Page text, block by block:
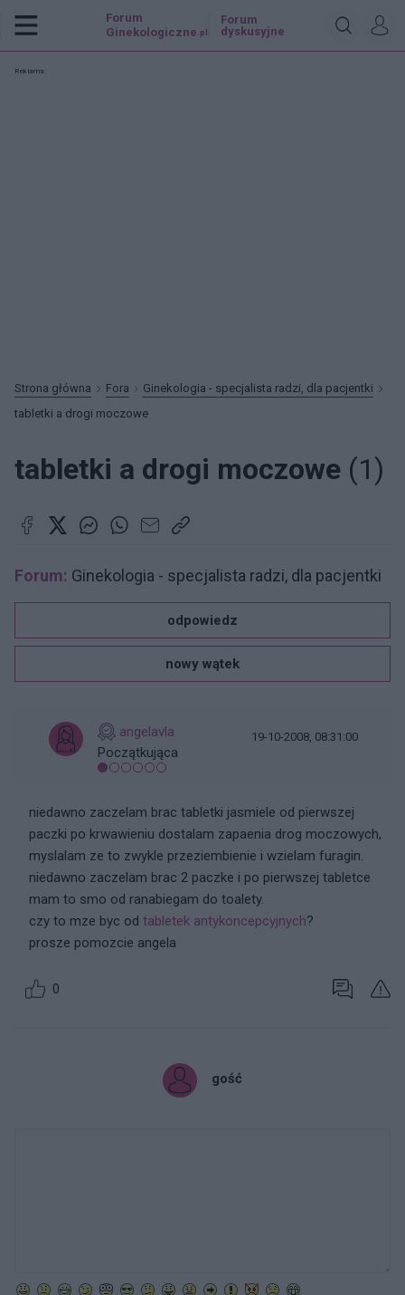
Forum
Ginekologiczne .pl
Forum
dyskusyjne
Reklama:
Strona główna Fora
Ginekologia - specjalista radzi, dla pacjentki
tabletki a drogi moczowe
tabletki a drogi moczowe (1)
Forum: Ginekologia - specjalista radzi, dla pacjentki
odpowiedz
nowy wątek
angelavla
Początkująca
19-10-2008, 08:31:00
niedawno zaczelam brac tabletki jasmiele od pierwszej
paczki po krwawieniu dostalam zapaenia drog moczowych,
myslalam ze to zwykle przeziembienie i wzielam furagin.
niedawno zaczelam brac 2 paczke i po pierwszej tabletce
mam to smo od ranabiegam do toalety.
czy to mze byc od tabletek antykoncepcyjnych?
prosze pomozcie angela
0
gość